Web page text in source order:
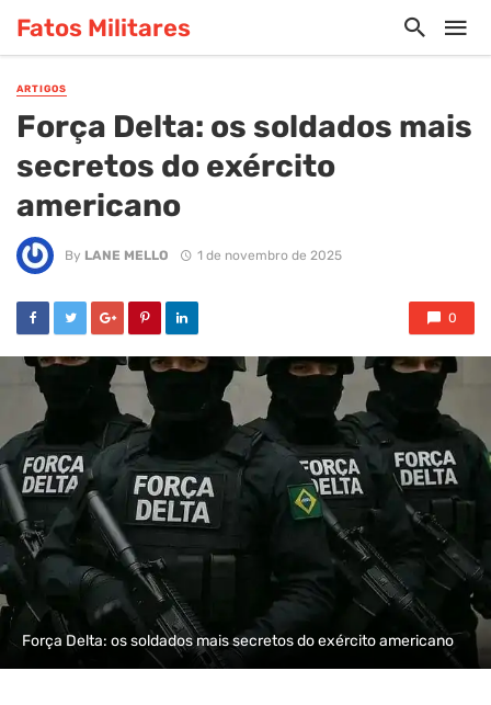
Fatos Militares
ARTIGOS
Força Delta: os soldados mais
secretos do exército
americano
By LANE MELLO 1 de novembro de 2025
0
Força Delta: os soldados mais secretos do exército americano